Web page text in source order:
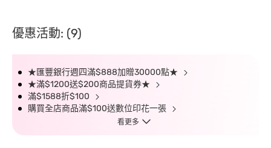
優惠活動: (9)
★匯豐銀行週四滿$888加贈30000點★
★滿$1200送$200商品提貨券★
滿$1588折$100
購買全店商品滿$100送數位印花一張
看更多